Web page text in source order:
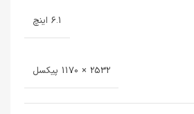
6.1 اینچ
2532 × 1170 پیکسل